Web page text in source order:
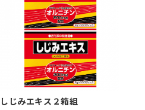
しじみエキス２箱組